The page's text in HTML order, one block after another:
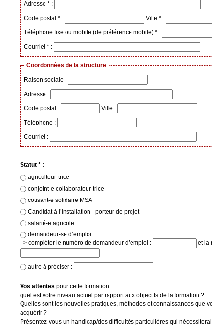
Adresse * :
Code postal * : Ville * :
Téléphone fixe ou mobile (de préférence mobile) * :
Courriel * :
Coordonnées de la structure
Raison sociale :
Adresse :
Code postal : Ville :
Téléphone :
Courriel :
Statut * :
agriculteur-trice
conjoint-e collaborateur-trice
cotisant-e solidaire MSA
Candidat à l’installation - porteur de projet
salarié-e agricole
demandeur-se d’emploi
-> compléter le numéro de demandeur d’emploi :
et la
autre à préciser :
Vos attentes pour cette formation :
quel est votre niveau actuel par rapport aux objectifs de la formation ?
Quelles sont les nouvelles pratiques, méthodes et connaissances que
acquérir ?
Présentez-vous un handicap/des difficultés particulières qui